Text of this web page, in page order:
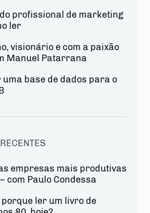
profissional de marketing
ler
visionário e com a paixão
Manuel Patarrana
base de dados para o
empresas mais produtivas
com Paulo Condessa
ler um livro de